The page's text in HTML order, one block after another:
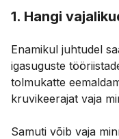
1. Hangi
Enamikul juhtudel
igasuguste
tolmukatte
kruvikeerajat vaja
Samuti võib vaja